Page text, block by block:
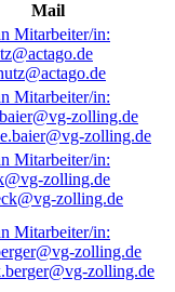
Mail
zolling.de
zolling.de
zolling.de